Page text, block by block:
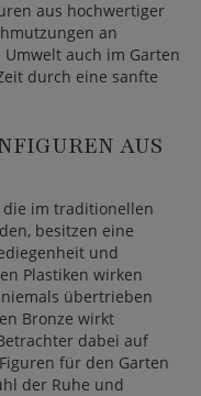
aus hochwertiger
an
auch im Garten
durch eine sanfte
AUS
die im traditionellen
besitzen eine
und
Plastiken wirken
übertrieben
Bronze wirkt
dabei auf
für den Garten
der Ruhe und